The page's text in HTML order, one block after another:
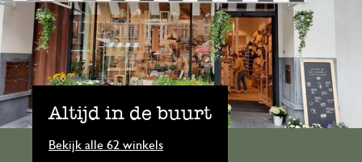
Altijd in de buurt
Bekijk alle 62 winkels